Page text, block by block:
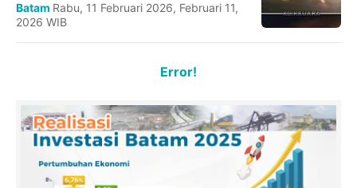
Batam Rabu, 11 Februari 2026, Februari 11,
2026 WIB
Error!